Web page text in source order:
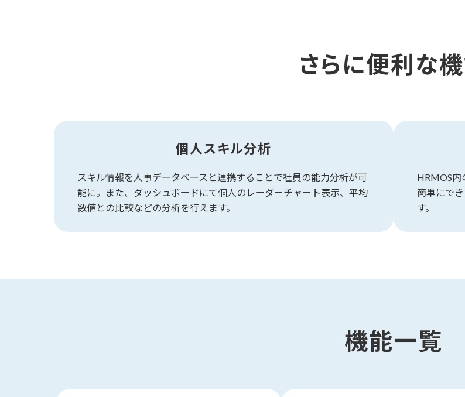
さらに便利な
個人スキル分析
スキル情報を人事データベースと連携することで社員の能力分析が可
能に。また、ダッシュボードにて個人のレーダーチャート表示、平均
数値との比較などの分析を行えます。
HRMOS内
簡単にで
す。
機能一覧